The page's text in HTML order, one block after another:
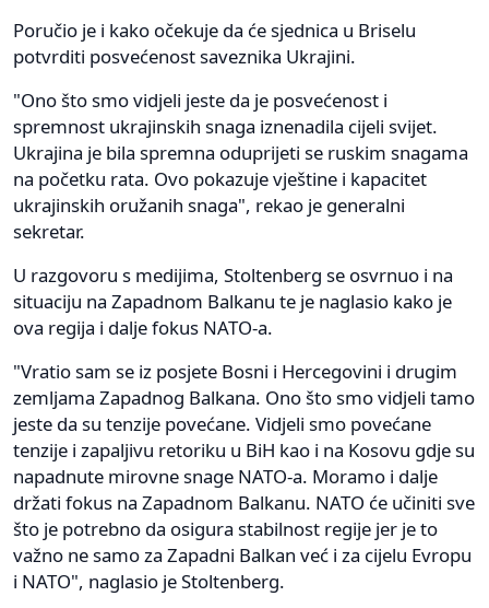
Poručio je i kako očekuje da će sjednica u Briselu
potvrditi posvećenost saveznika Ukrajini.
"Ono što smo vidjeli jeste da je posvećenost i
spremnost ukrajinskih snaga iznenadila cijeli svijet.
Ukrajina je bila spremna oduprijeti se ruskim snagama
na početku rata. Ovo pokazuje vještine i kapacitet
ukrajinskih oružanih snaga", rekao je generalni
sekretar.
U razgovoru s medijima, Stoltenberg se osvrnuo i na
situaciju na Zapadnom Balkanu te je naglasio kako je
ova regija i dalje fokus NATO-a.
"Vratio sam se iz posjete Bosni i Hercegovini i drugim
zemljama Zapadnog Balkana. Ono što smo vidjeli tamo
jeste da su tenzije povećane. Vidjeli smo povećane
tenzije i zapaljivu retoriku u BiH kao i na Kosovu gdje su
napadnute mirovne snage NATO-a. Moramo i dalje
držati fokus na Zapadnom Balkanu. NATO će učiniti sve
što je potrebno da osigura stabilnost regije jer je to
važno ne samo za Zapadni Balkan već i za cijelu Evropu
i NATO", naglasio je Stoltenberg.